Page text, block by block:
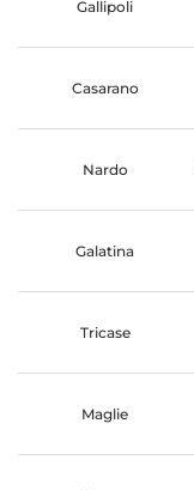
Gallipoli
Casarano
Nardo
Galatina
Tricase
Maglie